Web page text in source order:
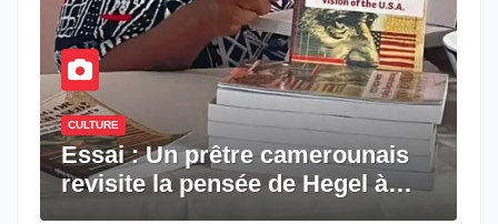
CULTURE
Essai : Un prêtre camerounais
revisite la pensée de Hegel à